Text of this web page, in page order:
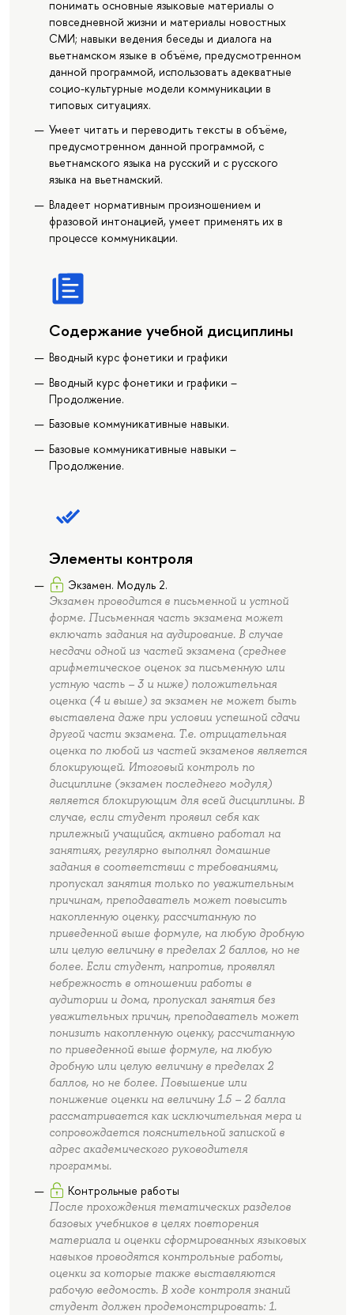
понимать основные языковые материалы о
повседневной жизни и материалы новостных
СМИ; навыки ведения беседы и диалога на
вьетнамском языке в объёме, предусмотренном
данной программой, использовать адекватные
социо-культурные модели коммуникации в
типовых ситуациях.
Умеет читать и переводить тексты в объёме,
предусмотренном данной программой, с
вьетнамского языка на русский и с русского
языка на вьетнамский.
Владеет нормативным произношением и
фразовой интонацией, умеет применять их в
процессе коммуникации.
Содержание учебной дисциплины
Вводный курс фонетики и графики
Вводный курс фонетики и графики –
Продолжение.
Базовые коммуникативные навыки.
Базовые коммуникативные навыки –
Продолжение.
Элементы контроля
Экзамен. Модуль 2.
Экзамен проводится в письменной и устной
форме. Письменная часть экзамена может
включать задания на аудирование. В случае
несдачи одной из частей экзамена (среднее
арифметическое оценок за письменную или
устную часть – 3 и ниже) положительная
оценка (4 и выше) за экзамен не может быть
выставлена даже при условии успешной сдачи
другой части экзамена. Т.е. отрицательная
оценка по любой из частей экзаменов является
блокирующей. Итоговый контроль по
дисциплине (экзамен последнего модуля)
является блокирующим для всей дисциплины. В
случае, если студент проявил себя как
прилежный учащийся, активно работал на
занятиях, регулярно выполнял домашние
задания в соответствии с требованиями,
пропускал занятия только по уважительным
причинам, преподаватель может повысить
накопленную оценку, рассчитанную по
приведенной выше формуле, на любую дробную
или целую величину в пределах 2 баллов, но не
более. Если студент, напротив, проявлял
небрежность в отношении работы в
аудитории и дома, пропускал занятия без
уважительных причин, преподаватель может
понизить накопленную оценку, рассчитанную
по приведенной выше формуле, на любую
дробную или целую величину в пределах 2
баллов, но не более. Повышение или
понижение оценки на величину 1.5 – 2 балла
рассматривается как исключительная мера и
сопровождается пояснительной запиской в
адрес академического руководителя
программы.
Контрольные работы
После прохождения тематических разделов
базовых учебников в целях повторения
материала и оценки сформированных языковых
навыков проводятся контрольные работы,
оценки за которые также выставляются
рабочую ведомость. В ходе контроля знаний
студент должен продемонстрировать: 1.